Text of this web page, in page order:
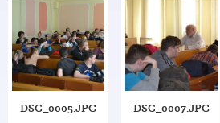
DSC_0005.JPG DSC_0007.JPG